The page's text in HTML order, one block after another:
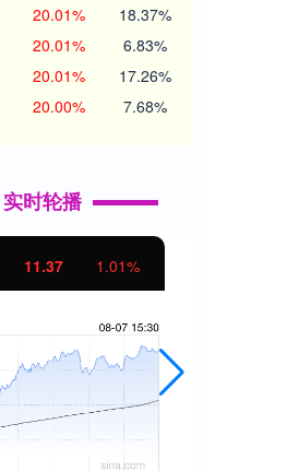
20.01% 18.37%
20.01% 6.83%
20.01% 17.26%
20.00% 7.68%
时轮播
11.37 1.01%